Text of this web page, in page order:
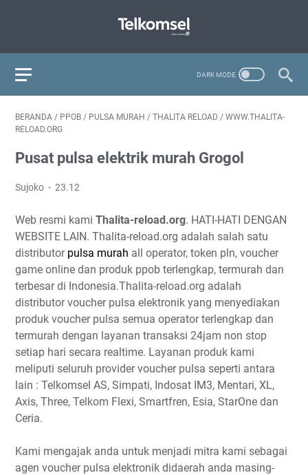
BERANDA / PPOB / PULSA MURAH / THALITA RELOAD / WWW.THALITA-
RELOAD.ORG
Pusat pulsa elektrik murah Grogol
Sujoko 23.12
Web resmi kami Thalita-reload.org. HATI-HATI DENGAN
WEBSITE LAIN. Thalita-reload.org adalah salah satu
distributor pulsa murah all operator, token pln, voucher
game online dan produk ppob terlengkap, termurah dan
terbesar di Indonesia.Thalita-reload.org adalah
distributor voucher pulsa elektronik yang menyediakan
produk voucher pulsa semua operator terlengkap dan
termurah dengan layanan transaksi 24jam non stop
setiap hari secara realtime. Layanan produk kami
meliputi seluruh provider voucher pulsa seperti antara
lain : Telkomsel AS, Simpati, Indosat IM3, Mentari, XL,
Axis, Three, Telkom Flexi, Smartfren, Esia, StarOne dan
Ceria.
Kami mengajak anda untuk menjadi mitra kami sebagai
agen voucher pulsa elektronik didaerah anda masing-